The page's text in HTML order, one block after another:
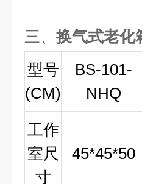
三、 换气式老化
型号
(CM)
BS-101-
NHQ
工作
室尺
寸
45*45*50